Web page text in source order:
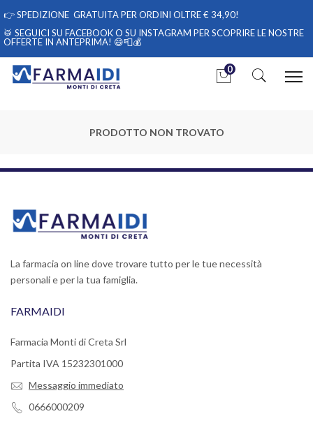
👉SPEDIZIONE GRATUITA PER ORDINI OLTRE € 34,90!
🥁 SEGUICI SU FACEBOOKO SU INSTAGRAM PER SCOPRIRE LE NOSTRE
OFFERTE IN ANTEPRIMA! 😄📮💰
0
PRODOTTO NON TROVATO
La farmacia on line dove trovare tutto per le tue necessità
personali e per la tua famiglia.
FARMAIDI
Farmacia Monti di Creta Srl
Partita IVA 15232301000
Messaggio immediato
0666000209